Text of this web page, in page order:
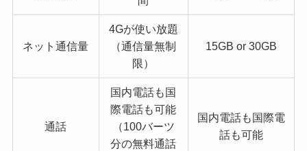
ネット通信量
4Gが使い放題
（通信量無制
限）
15GB or 30GB
通話
国内電話も国
際電話も可能
（100バーツ
分の無料通話
国内電話も国際電
話も可能